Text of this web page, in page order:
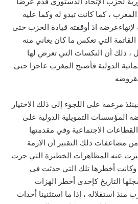
، كما كانت تبدو له وكما عليه
لإنهاءعرضه اذ أوقفته قيادة الحزب حتى
التي تعكس ما كان يعاني منه
، ذلك أن النكسات التي تعرض لها
الدولية فأصبح المغرب عاجزا حتى
مرغمة على اللجوء إلى ذلك الاختيار
المؤسسات التمويلية الدولية على
الاجتماعية وفي مقدمتها
٠ولقد كان من مضاعفات ذلك التقتير أن الازمة
عنه المظاهرات الخطيرة التي جرت
وكانت أخطرها تلك التي حدثت في
٠ وقد سجلها التاريخ كإحدى أخطر الهزات
منذ استقلاله ، إذا ما استثنينا أحداث